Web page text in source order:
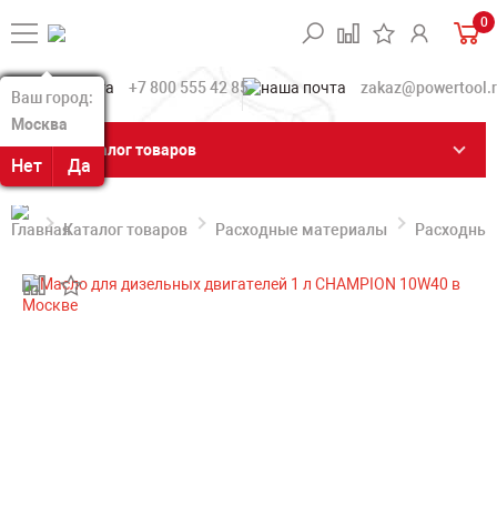
Ваш город:
Москва
Нет Да
Ваш город:
Москва
Нет Да
0
+7 800 555 42 85
Каталог товаров
Каталог товаров Расходные материалы